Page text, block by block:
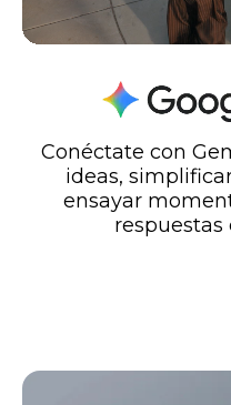
Conéctate con
ideas,
ensayar
respuestas